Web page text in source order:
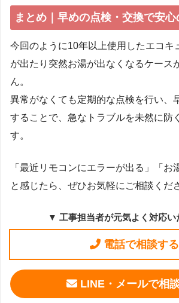
まとめ｜早めの点検・交換で安
今回のように10年以上使用したエコキ
が出たり突然お湯が出なくなるケース
ん。
異常がなくても定期的な点検を行い、
することで、急なトラブルを未然に防
す。
「最近リモコンにエラーが出る」「お
と感じたら、ぜひお気軽にご相談くだ
▼ 工事担当者が元気よく対応い
電話で相談する
LINE・メールで相